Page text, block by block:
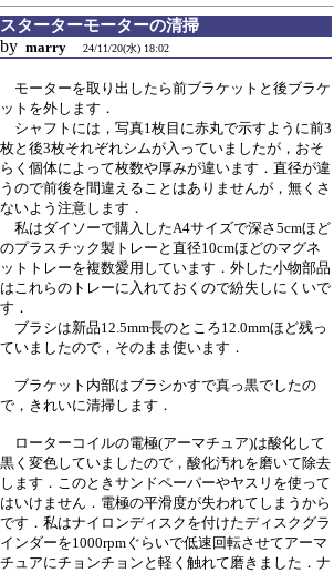
スターターモーターの清掃
by marry 24/11/20(水) 18:02
モーターを取り出したら前ブラケットと後ブラケ
ットを外します．
シャフトには，写真1枚目に赤丸で示すように前3
枚と後3枚それぞれシムが入っていましたが，おそ
らく個体によって枚数や厚みが違います．直径が違
うので前後を間違えることはありませんが，無くさ
ないよう注意します．
私はダイソーで購入したA4サイズで深さ5cmほど
のプラスチック製トレーと直径10cmほどのマグネ
ットトレーを複数愛用しています．外した小物部品
はこれらのトレーに入れておくので紛失しにくいで
す．
ブラシは新品12.5mm長のところ12.0mmほど残っ
ていましたので，そのまま使います．
ブラケット内部はブラシかすで真っ黒でしたの
で，きれいに清掃します．
ローターコイルの電極(アーマチュア)は酸化して
黒く変色していましたので，酸化汚れを磨いて除去
します．このときサンドペーパーやヤスリを使って
はいけません．電極の平滑度が失われてしまうから
です．私はナイロンディスクを付けたディスクグラ
インダーを1000rpmぐらいで低速回転させてアーマ
チュアにチョンチョンと軽く触れて磨きました．ナ